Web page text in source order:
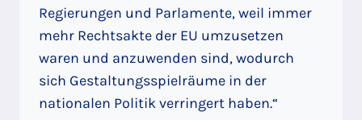
Regierungen und Parlamente, weil immer
mehr Rechtsakte der EU umzusetzen
waren und anzuwenden sind, wodurch
sich Gestaltungsspielräume in der
nationalen Politik verringert haben.“